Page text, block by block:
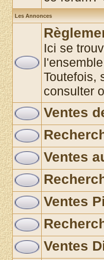
Les Annonces
Ici se
Toutefois,
consulter
Ventes
Ventes
Ventes
Ventes